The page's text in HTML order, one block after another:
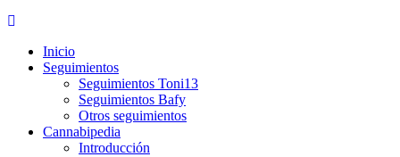
Inicio
Seguimientos
Seguimientos Toni13
Seguimientos Bafy
Otros seguimientos
Cannabipedia
Introducción